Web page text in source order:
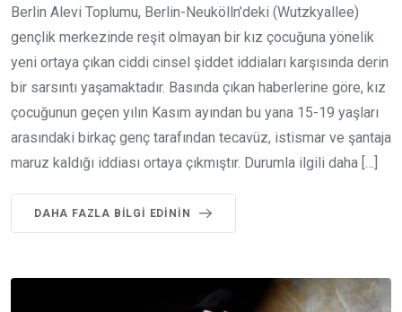
Berlin Alevi Toplumu, Berlin-Neukölln’deki (Wutzkyallee)
gençlik merkezinde reşit olmayan bir kız çocuğuna yönelik
yeni ortaya çıkan ciddi cinsel şiddet iddiaları karşısında derin
bir sarsıntı yaşamaktadır. Basında çıkan haberlerine göre, kız
çocuğunun geçen yılın Kasım ayından bu yana 15-19 yaşları
arasındaki birkaç genç tarafından tecavüz, istismar ve şantaja
maruz kaldığı iddiası ortaya çıkmıştır. Durumla ilgili daha […]
DAHA FAZLA BILGI EDININ